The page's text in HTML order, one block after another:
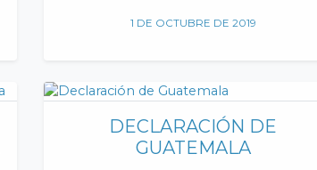
1 DE OCTUBRE DE 2019
DECLARACIÓN DE
GUATEMALA